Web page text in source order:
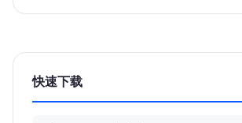
快速下载